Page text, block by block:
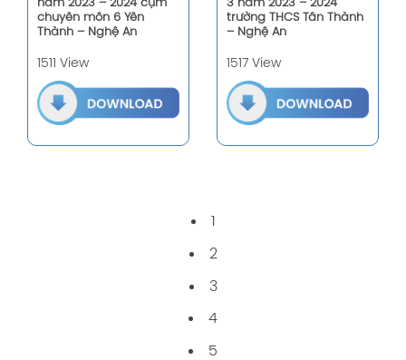
năm 2023 – 2024 cụm
chuyên môn 6 Yên
Thành – Nghệ An
1511 View
3 năm 2023 – 2024
trường THCS Tân Thành
– Nghệ An
1517 View
1
2
3
4
5